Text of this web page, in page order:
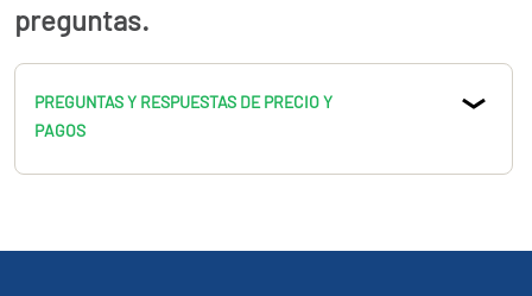
preguntas.
PREGUNTAS Y RESPUESTAS DE PRECIO Y
PAGOS